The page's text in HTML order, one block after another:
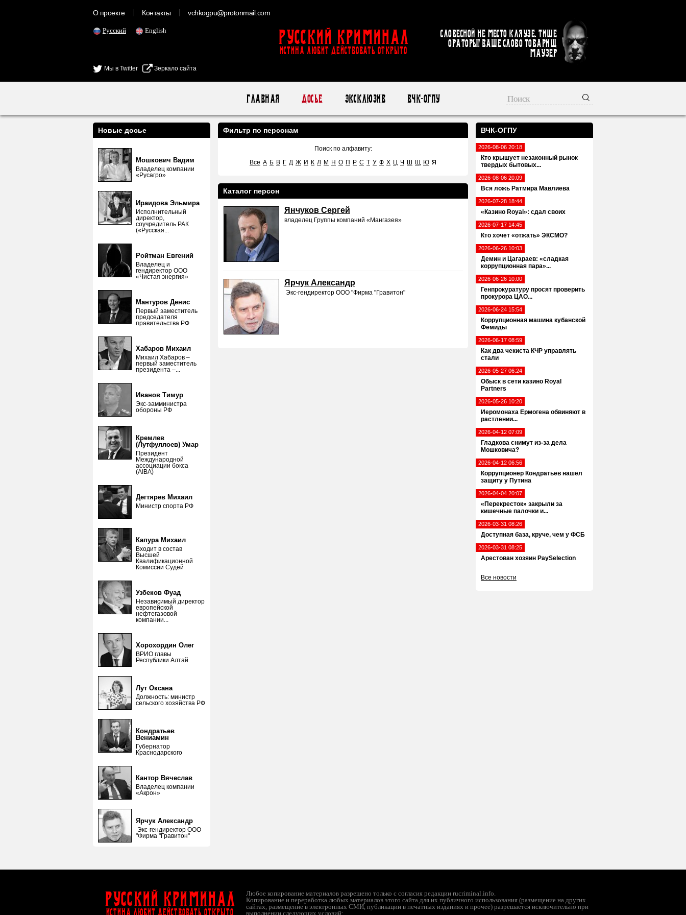
О проекте Контакты vchkogpu@protonmail.com
Русский English
Мы в Twitter Зеркало сайта
Русский Криминал
ИСТИНА ЛЮБИТ ДЕЙСТВОВАТЬ ОТКРЫТО
Словесной не место кляузе. Тише
ораторы! Ваше слово товарищ
Маузер
Главная Досье Эксклюзив ВЧК-ОГПУ
ВЧК-ОГПУ
2026-08-06 20:18
Кто крышует незаконный рынок
твердых бытовых...
2026-08-06 20:09
Вся ложь Ратмира Мавлиева
2026-07-28 18:44
«Казино Royal»: сдал своих
2026-07-17 14:45
Кто хочет «отжать» ЭКСМО?
2026-06-26 10:03
Демин и Цагараев: «сладкая
коррупционная пара»...
2026-06-26 10:00
Генпрокуратуру просят проверить
прокурора ЦАО...
2026-06-24 15:54
Коррупционная машина кубанской
Фемиды
2026-06-17 08:59
Как два чекиста КЧР управлять
стали
2026-05-27 06:24
Обыск в сети казино Royal
Partners
2026-05-26 10:20
Иеромонаха Ермогена обвиняют в
растлении...
2026-04-12 07:09
Гладкова снимут из-за дела
Мошковича?
2026-04-12 06:56
Коррупционер Кондратьев нашел
защиту у Путина
2026-04-04 20:07
«Перекресток» закрыли за
кишечные палочки и...
2026-03-31 08:26
Доступная база, круче, чем у ФСБ
2026-03-31 08:25
Арестован хозяин PaySelection
Все новости
Новые досье
Мошкович Вадим
Владелец компании
«Русагро»
Ираидова Эльмира
Исполнительный
директор,
соучредитель РАК
(«Русская...
Ройтман Евгений
Владелец и
гендиректор ООО
«Чистая энергия»
Мантуров Денис
Первый заместитель
председателя
правительства РФ
Хабаров Михаил
Михаил Хабаров –
первый заместитель
президента –...
Иванов Тимур
Экс-замминистра
обороны РФ
Кремлев
(Лутфуллоев) Умар
Президент
Международной
ассоциации бокса
(AIBA)
Дегтярев Михаил
Министр спорта РФ
Капура Михаил
Входит в состав
Высшей
Квалификационной
Комиссии Судей
Узбеков Фуад
Независимый директор
европейской
нефтегазовой
компании...
Хорохордин Олег
ВРИО главы
Республики Алтай
Лут Оксана
Должность: министр
сельского хозяйства РФ
Кондратьев
Вениамин
Губернатор
Краснодарского
Кантор Вячеслав
Владелец компании
«Акрон»
Ярчук Александр
Экс-гендиректор ООО
"Фирма "Гравитон"
Фильтр по персонам
Поиск по алфавиту:
Все А Б В Г Д Ж И К Л М Н О П Р С Т У Ф Х Ц Ч Ш Щ Ю Я
Каталог персон
Янчуков Сергей
владелец Группы компаний «Мангазея»
Ярчук Александр
Экс-гендиректор ООО "Фирма "Гравитон"
Русский Криминал
ИСТИНА ЛЮБИТ ДЕЙСТВОВАТЬ ОТКРЫТО
Любое копирование материалов разрешено только с согласия редакции rucriminal.info.
Копирование и переработка любых материалов этого сайта для их публичного использования (размещение на других
сайтах, размещение в электронных СМИ, публикации в печатных изданиях и прочее) разрешается исключительно при
выполнении следующих условий: